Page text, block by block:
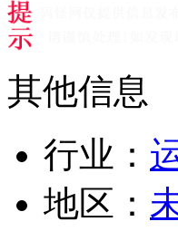
其他信息
行业：
地区：